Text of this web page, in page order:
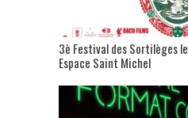
3è Festival des Sortilèges
Espace Saint Michel